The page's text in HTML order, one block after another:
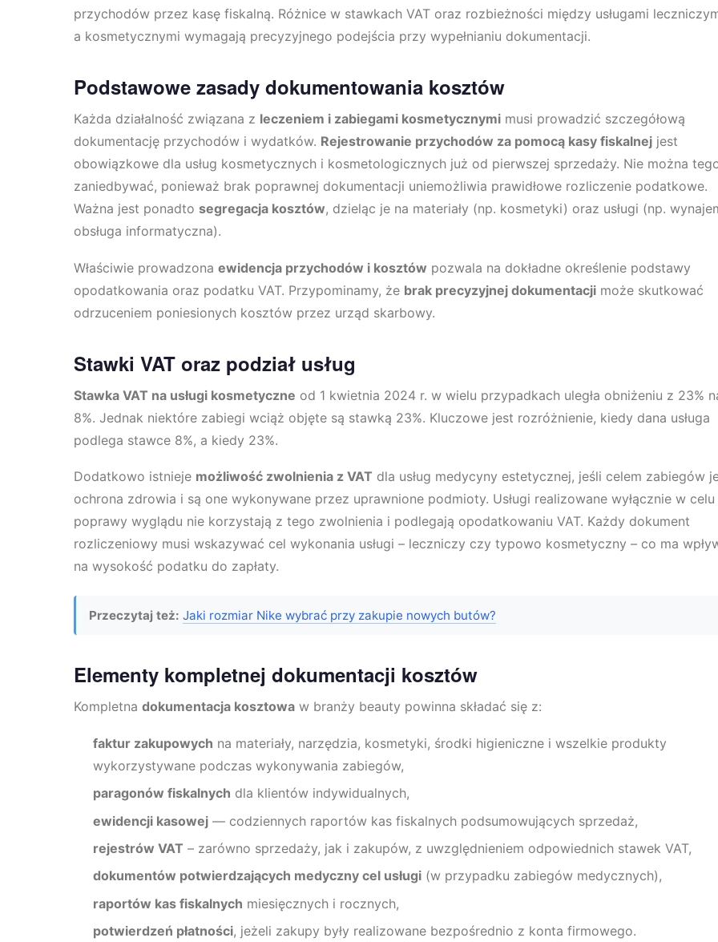
przychodów przez kasę fiskalną. Różnice w stawkach VAT oraz rozbieżności między usługami
a kosmetycznymi wymagają precyzyjnego podejścia przy wypełnianiu dokumentacji.
Podstawowe zasady dokumentowania kosztów
Każda działalność związana z leczeniem i zabiegami kosmetycznymi musi prowadzić szczegółową
dokumentację przychodów i wydatków. Rejestrowanie przychodów za pomocą kasy fiskalnej jest
obowiązkowe dla usług kosmetycznych i kosmetologicznych już od pierwszej sprzedaży. Nie można
zaniedbywać, ponieważ brak poprawnej dokumentacji uniemożliwia prawidłowe rozliczenie podatkowe.
Ważna jest ponadto segregacja kosztów, dzieląc je na materiały (np. kosmetyki) oraz usługi (np.
obsługa informatyczna).
Właściwie prowadzona ewidencja przychodów i kosztów pozwala na dokładne określenie podstawy
opodatkowania oraz podatku VAT. Przypominamy, że brak precyzyjnej dokumentacji może skutkować
odrzuceniem poniesionych kosztów przez urząd skarbowy.
Stawki VAT oraz podział usług
Stawka VAT na usługi kosmetyczne od 1 kwietnia 2024 r. w wielu przypadkach uległa obniżeniu z 23%
8%. Jednak niektóre zabiegi wciąż objęte są stawką 23%. Kluczowe jest rozróżnienie, kiedy dana usługa
podlega stawce 8%, a kiedy 23%.
Dodatkowo istnieje możliwość zwolnienia z VAT dla usług medycyny estetycznej, jeśli celem zabiegów
ochrona zdrowia i są one wykonywane przez uprawnione podmioty. Usługi realizowane wyłącznie w celu
poprawy wyglądu nie korzystają z tego zwolnienia i podlegają opodatkowaniu VAT. Każdy dokument
rozliczeniowy musi wskazywać cel wykonania usługi – leczniczy czy typowo kosmetyczny – co ma
na wysokość podatku do zapłaty.
Przeczytaj też: Jaki rozmiar Nike wybrać przy zakupie nowych butów?
Elementy kompletnej dokumentacji kosztów
Kompletna dokumentacja kosztowa w branży beauty powinna składać się z:
faktur zakupowych na materiały, narzędzia, kosmetyki, środki higieniczne i wszelkie produkty
wykorzystywane podczas wykonywania zabiegów,
paragonów fiskalnych dla klientów indywidualnych,
ewidencji kasowej — codziennych raportów kas fiskalnych podsumowujących sprzedaż,
rejestrów VAT – zarówno sprzedaży, jak i zakupów, z uwzględnieniem odpowiednich stawek VAT,
dokumentów potwierdzających medyczny cel usługi (w przypadku zabiegów medycznych),
raportów kas fiskalnych miesięcznych i rocznych,
potwierdzeń płatności, jeżeli zakupy były realizowane bezpośrednio z konta firmowego.